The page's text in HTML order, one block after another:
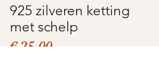
925 zilveren ketting
met schelp
€ 25,00Prijs